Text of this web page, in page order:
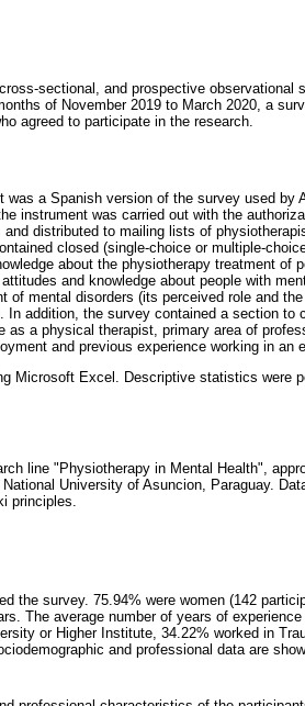
sectional, and prospective observational
of November 2019 to March 2020, a
agreed to participate in the research.
was a Spanish version of the survey used by
instrument was carried out with the
and distributed to mailing lists of
closed (single-choice or multiple-
about the physiotherapy treatment of
and knowledge about people with
of mental disorders (its perceived role and
In addition, the survey contained a section
as a physical therapist, primary area of
and previous experience working in an
Microsoft Excel. Descriptive statistics were
line "Physiotherapy in Mental Health",
University of Asuncion, Paraguay.
principles.
the survey. 75.94% were women (142
The average number of years of
or Higher Institute, 34.22% worked in
and professional data are